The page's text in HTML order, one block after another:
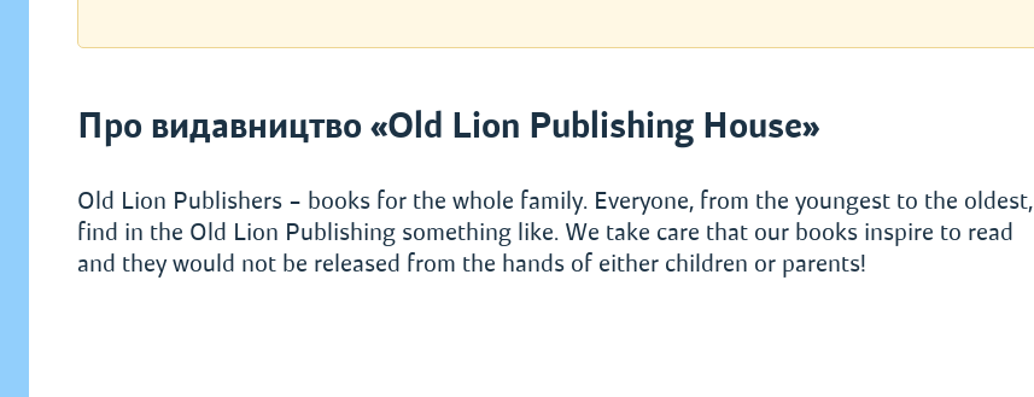
Про видавництво «Old Lion Publishing House»
Old Lion Publishers – books for the whole family. Everyone, from the youngest to the oldest,
find in the Old Lion Publishing something like. We take care that our books inspire to read
and they would not be released from the hands of either children or parents!